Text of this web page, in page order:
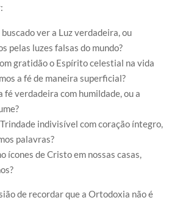
ver a Luz verdadeira, ou
pelas luzes falsas do mundo?
gratidão o Espírito celestial na vida
a fé de maneira superficial?
fé verdadeira com humildade, ou a
indivisível com coração íntegro,
palavras?
ícones de Cristo em nossas casas,
de recordar que a Ortodoxia não é